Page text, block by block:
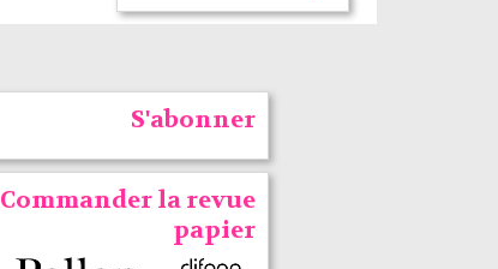
S'abonner
Commander la revue
papier